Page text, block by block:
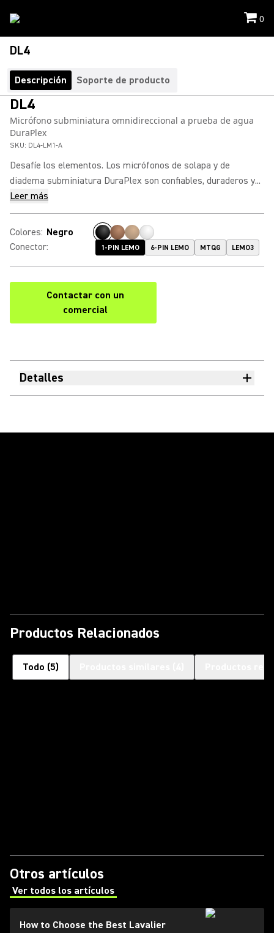
0
DL4
Descripción Soporte de producto
DL4
Micrófono subminiatura omnidireccional a prueba de agua
DuraPlex
SKU: DL4-LM1-A
Desafíe los elementos. Los micrófonos de solapa y de
diadema subminiatura DuraPlex son confiables, duraderos y...
Leer más
Colores: Negro
Conector: 1-PIN LEMO 6-PIN LEMO MTQG LEMO3
Contactar con un
comercial
Detalles
Productos Relacionados
Todo (5)
Otros artículos
Ver todos los artículos
(Opens in a new tab)
How to Choose the Best Lavalier